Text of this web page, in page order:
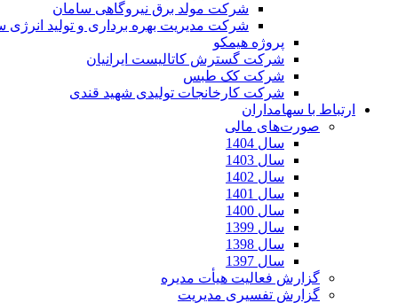
شرکت مولد برق نیروگاهی سامان
شرکت مدیریت بهره برداری و تولید انرژی
پروژه هیمکو
شرکت گسترش کاتالیست ایرانیان
شرکت کک طبس
شرکت کارخانجات تولیدی شهید قندی
ارتباط با سهامداران
صورت‌های مالی
سال 1404
سال 1403
سال 1402
سال 1401
سال 1400
سال 1399
سال 1398
سال 1397
گزارش فعالیت هیأت مدیره
گزارش تفسیری مدیریت